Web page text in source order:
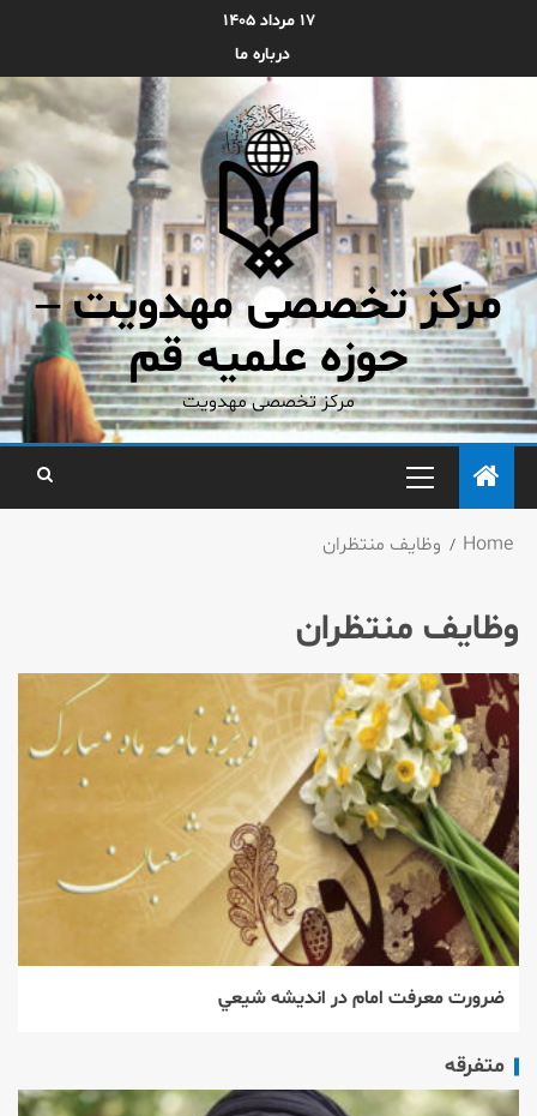
۱۷ مرداد ۱۴۰۵
درباره ما
مرکز تخصصی مهدویت –
حوزه علمیه قم
مرکز تخصصی مهدویت
Home وظایف منتظران
وظایف منتظران
ضرورت معرفت امام در انديشه شيعي
متفرقه